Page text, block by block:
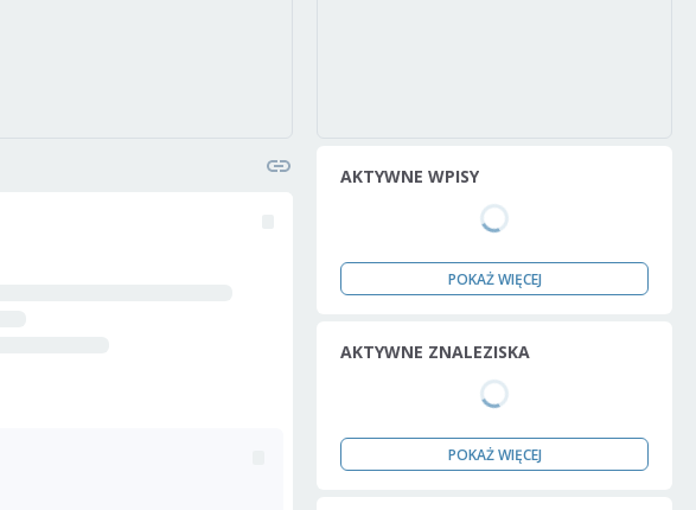
AKTYWNE WPISY
POKAŻ WIĘCEJ
AKTYWNE ZNALEZISKA
POKAŻ WIĘCEJ